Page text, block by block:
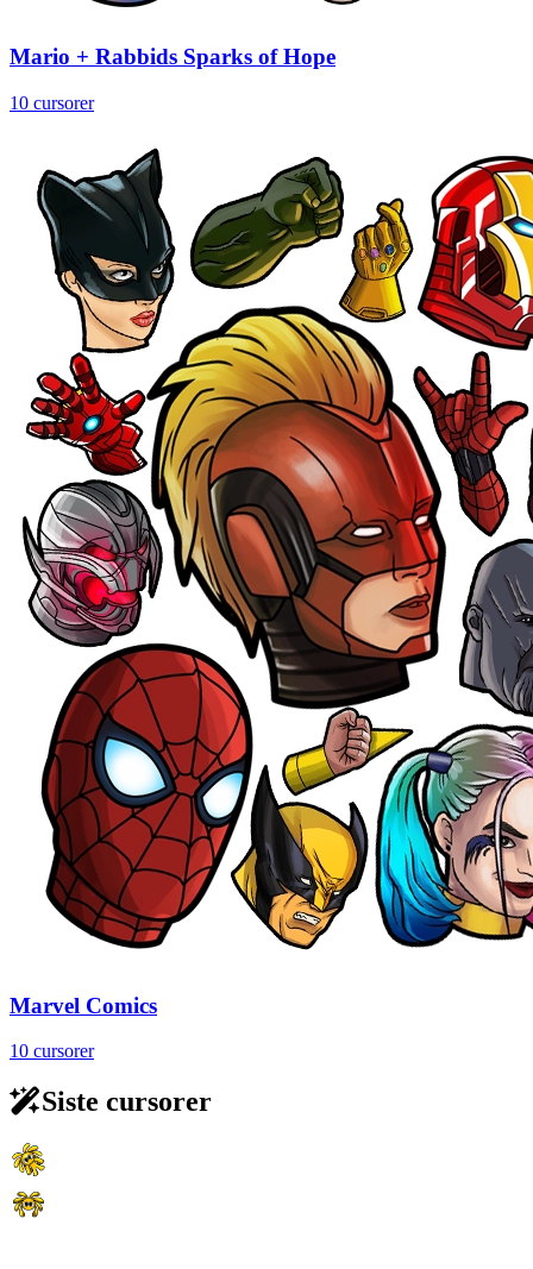
Mario + Rabbids Sparks of Hope
10 cursorer
Marvel Comics
10 cursorer
Siste cursorer